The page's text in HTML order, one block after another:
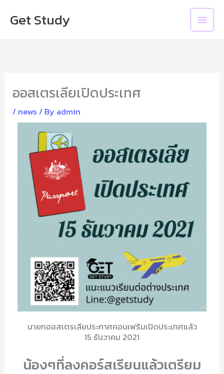
content
Get Study
Main
ออสเตรเลียเปิดประเทศ
/ news / By admin
นายกออสเตรเลียประกาศคอนเฟริมเปิดประเทศแล้ว
15 ธันวาคม 2021
น้องๆที่ลงคอร์สเรียนแล้วเตรียม